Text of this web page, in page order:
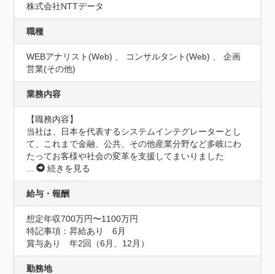
株式会社NTTデータ
職種
WEBアナリスト(Web) 、 コンサルタント(Web) 、 企画
営業(その他)
業務内容
【職務内容】
当社は、日本を代表するシステムインテグレーターとし
て、これまで金融、公共、その他産業分野など多岐にわ
たってお客様や社会の変革を支援してまいりました
...
続きを見る
給与・報酬
想定年収700万円〜1100万円
特記事項：昇給あり　6月
賞与あり　年2回（6月、12月）
勤務地